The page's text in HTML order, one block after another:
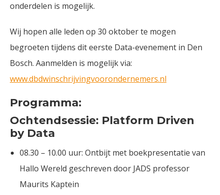
onderdelen is mogelijk.
Wij hopen alle leden op 30 oktober te mogen
begroeten tijdens dit eerste Data-evenement in Den
Bosch. Aanmelden is mogelijk via:
www.dbdwinschrijvingvoorondernemers.nl
Programma:
Ochtendsessie: Platform Driven
by Data
08.30 – 10.00 uur: Ontbijt met boekpresentatie van
Hallo Wereld geschreven door JADS professor
Maurits Kaptein